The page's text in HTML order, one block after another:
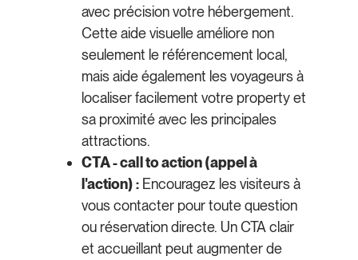
avec précision votre hébergement.
Cette aide visuelle améliore non
seulement le référencement local,
mais aide également les voyageurs à
localiser facilement votre property et
sa proximité avec les principales
attractions.
CTA - call to action (appel à
l'action) : Encouragez les visiteurs à
vous contacter pour toute question
ou réservation directe. Un CTA clair
et accueillant peut augmenter de